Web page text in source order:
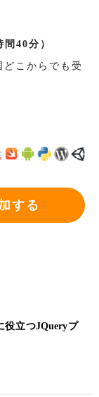
40分）
こからでも受
する
役立つJQueryプ